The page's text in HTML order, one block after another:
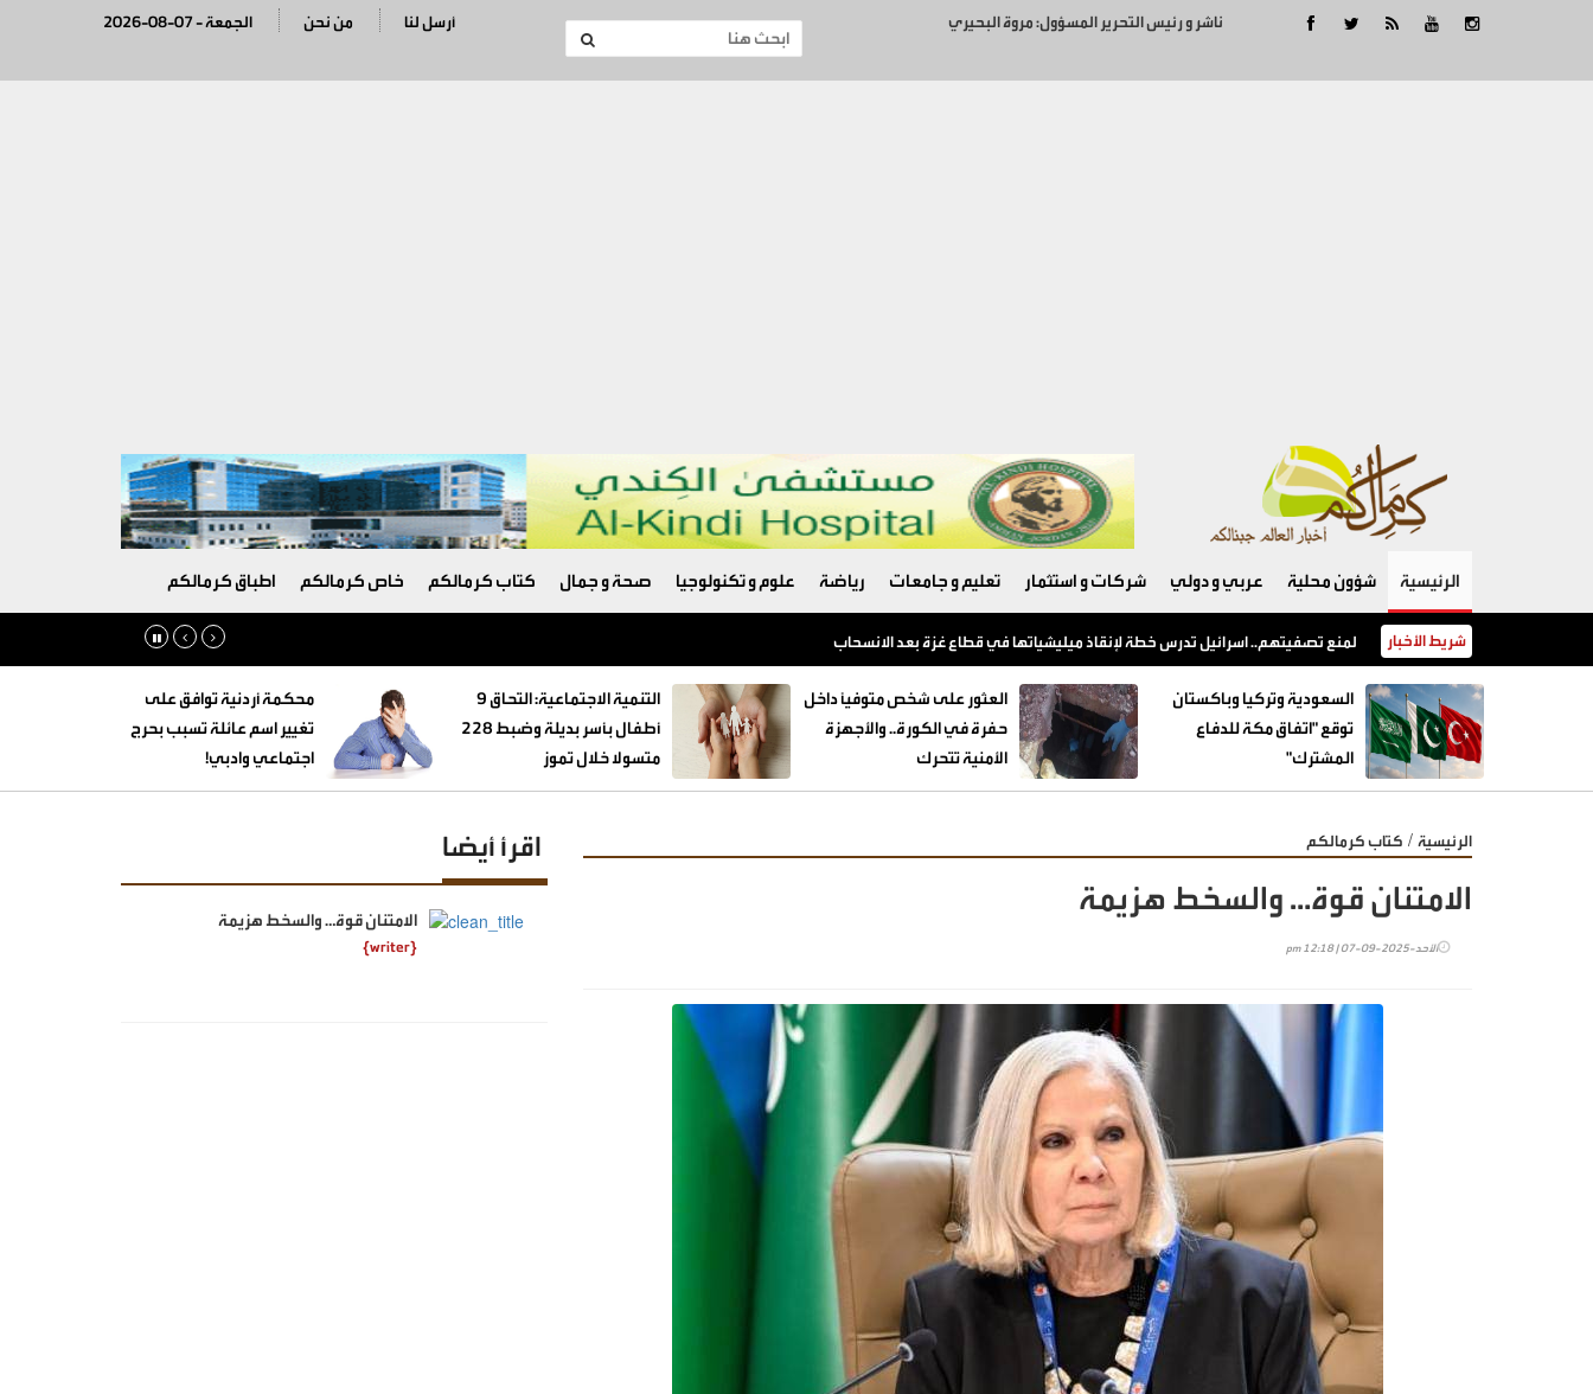
ناشر و رئيس التحرير المسؤول: مروة البحيري 2026-08-07 - الجمعة من نحن أرسل لنا
الرئيسية شؤون محلية عربي و دولي شركات و استثمار تعليم و جامعات رياضة علوم و تكنولوجيا صحة و جمال كتاب كرمالكم خاص كرمالكم اطباق كرمالكم
شريط الأخبار السعودية وتركيا وباكستان توقع "اتفاق مكة للدفاع المشترك"
السعودية وتركيا وباكستان
توقع "اتفاق مكة للدفاع
المشترك"
العثور على شخص متوفيًا داخل
حفرة في الكورة.. والأجهزة
الأمنية تتحرك
‏التنمية الاجتماعية: التحاق 9
أطفال بأسر بديلة وضبط 228
متسولا خلال تموز
محكمة أردنية توافق على
تغيير اسم عائلة تسبب بحرج
اجتماعي وادبي!
الرئيسية / كتاب كرمالكم
الامتنان قوة… والسخط هزيمة
الأحد-2025-09-07 | 12:18 pm
اقرأ أيضا
الامتنان قوة… والسخط هزيمة
{writer}